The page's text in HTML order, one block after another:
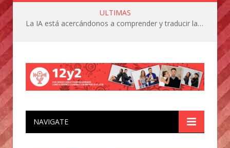
ULTIMAS
La IA está acercándonos a comprender y traducir las vocalizaciones y comportamientos de nuestras mascotas
NAVIGATE